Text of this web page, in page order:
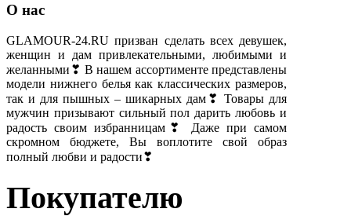
О нас
GLAMOUR-24.RU призван сделать всех девушек,
женщин и дам привлекательными, любимыми и
желанными❣ В нашем ассортименте представлены
модели нижнего белья как классических размеров,
так и для пышных – шикарных дам❣ Товары для
мужчин призывают сильный пол дарить любовь и
радость своим избранницам❣ Даже при самом
скромном бюджете, Вы воплотите свой образ
полный любви и радости❣
Покупателю